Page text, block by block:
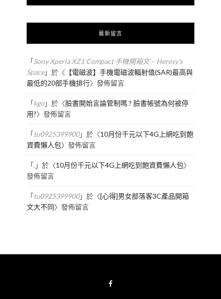
最新留言
「Sony Xperia XZ1 Compact 手機開箱文 – Heresy's
Space」於〈 【電磁波】手機電磁波輻射值(SAR)最高與
最低的20部手機排行〉發佈留言
「kgo」於〈臉書開始言論管制嗎 ? 臉書帳號為何被停
用?〉發佈留言
「tu0925399900」於〈10月份千元以下4G上網吃到飽
資費懶人包〉發佈留言
「.」於〈10月份千元以下4G上網吃到飽資費懶人包〉
發佈留言
「tu0925399900」於〈[心得]男女部落客3C產品開箱
文大不同〉發佈留言